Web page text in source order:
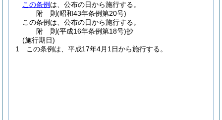
この条例 は、公布の日から施行する。
附 則(昭和43年条例第20号)
この条例は、公布の日から施行する。
附 則(平成16年条例第18号)抄
(施行期日)
1
この条例は、平成17年4月1日から施行する。